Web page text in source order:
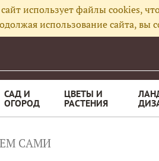
использует файлы cookies,
использование сайта, вы
САД И
ОГОРОД
ЦВЕТЫ И
РАСТЕНИЯ
САМИ